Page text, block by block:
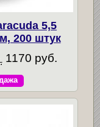
5,5
200 штук
1170 руб.